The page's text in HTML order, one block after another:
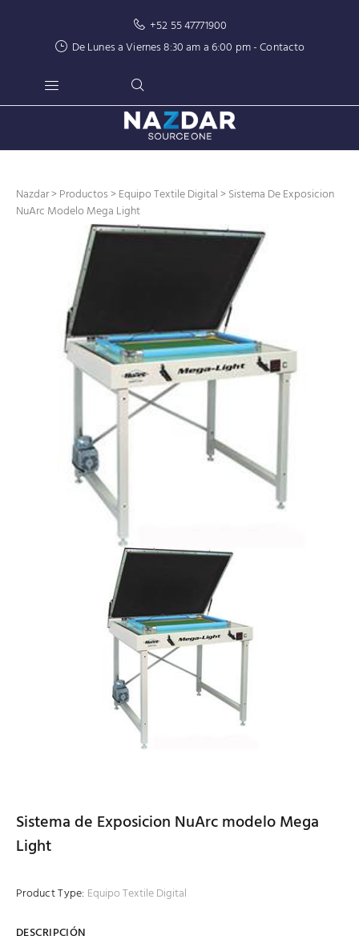
+52 55 47771900
De Lunes a Viernes 8:30 am a 6:00 pm -Contacto
Nazdar>Productos>Equipo Textile Digital> Sistema De Exposicion
NuArc Modelo Mega Light
Sistema de Exposicion NuArc modelo Mega
Light
Product Type: Equipo Textile Digital
DESCRIPCIÓN